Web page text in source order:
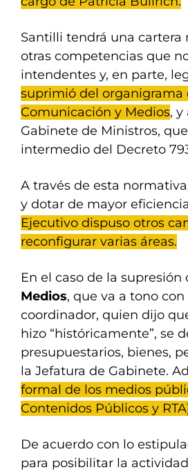
Santilli tendrá una
otras competencias que
intendentes y, en parte,
suprimió del organigrama
Comunicación y Medios, y
Gabinete de Ministros,
intermedio del Decreto
A través de esta
y dotar de mayor
Ejecutivo dispuso otros
reconfigurar varias áreas.
En el caso de la supresión
Medios, que va a tono
coordinador, quien dijo
hizo “históricamente”, se
presupuestarios, bienes,
la Jefatura de Gabinete.
formal de los medios
Contenidos Públicos y
De acuerdo con lo
para posibilitar la